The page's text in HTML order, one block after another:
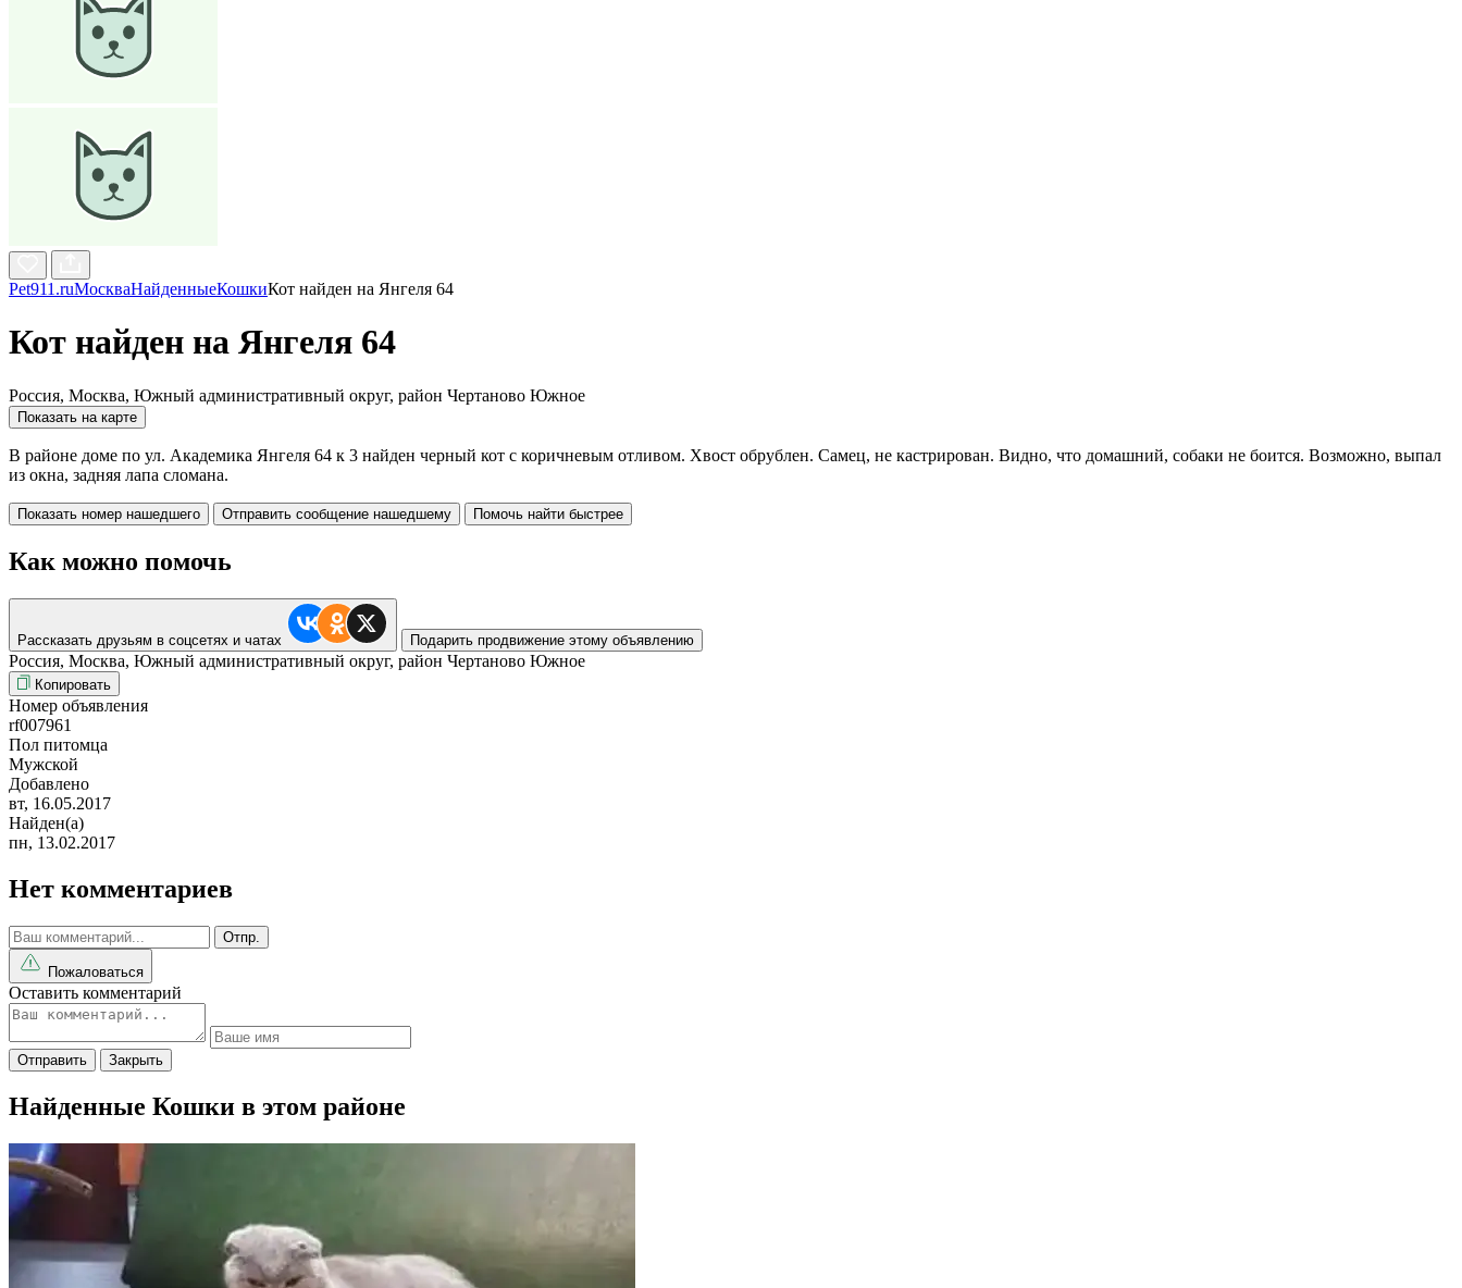
Pet911.ruМоскваНайденныеКошкиКот найден на Янгеля 64
Кот найден на Янгеля 64
Россия, Москва, Южный административный округ, район Чертаново Южное
Показать на карте
В районе доме по ул. Академика Янгеля 64 к 3 найден черный кот с коричневым отливом. Хвост обрублен. Самец, не кастрирован. Видно, что домашний, собаки не боится. Возможно, выпал
из окна, задняя лапа сломана.
Показать номер нашедшего Отправить сообщение нашедшему Помочь найти быстрее
Как можно помочь
Рассказать друзьям в соцсетях и чатах Подарить продвижение этому объявлению
Россия, Москва, Южный административный округ, район Чертаново Южное
Копировать
Номер объявления
rf007961
Пол питомца
Мужской
Добавлено
вт, 16.05.2017
Найден(а)
пн, 13.02.2017
Нет комментариев
Отпр.
Пожаловаться
Оставить комментарий
Отправить Закрыть
Найденные Кошки в этом районе